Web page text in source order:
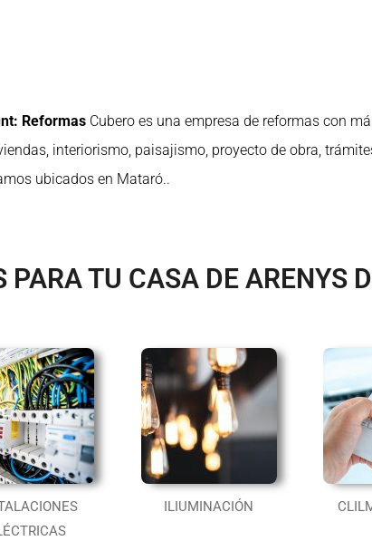
Reformas Cubero es una empresa de reformascon
interiorismo, paisajismo, proyecto de obra,
ubicados en Mataró..
PARA TU CASA DE ARENYS
ILIUMINACIÓN